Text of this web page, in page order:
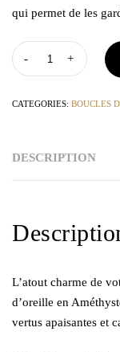
qui permet de les
CATEGORIES: BOUCLES
DESCRIPTION
L’atout charme de
d’oreille en
vertus apaisantes et